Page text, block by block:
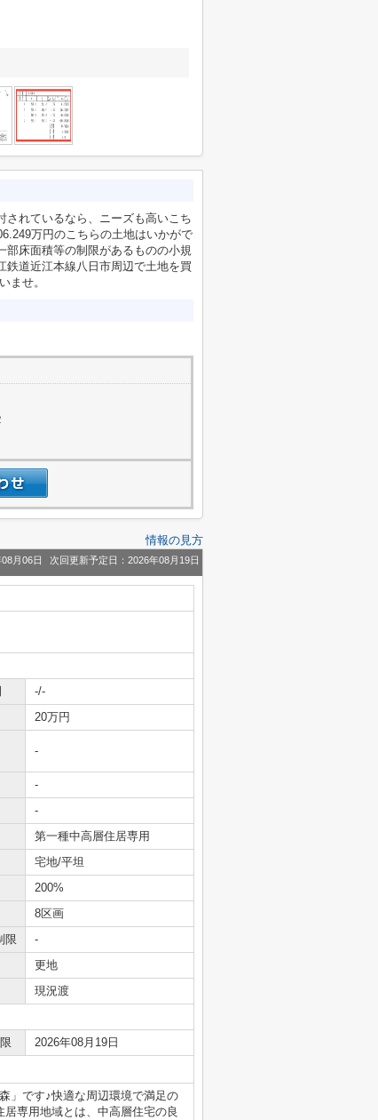
されているなら、ニーズも高いこち
万円のこちらの土地はいかがで
部床面積等の制限があるものの小規
鉄道近江本線八日市周辺で土地を買
ませ。
情報の見方
月06日 次回更新予定日：2026年08月19日
-/-
20万円
-
-
-
第一種中高層住居専用
宅地/平坦
200%
8区画
限
-
更地
現況渡
2026年08月19日
」です♪快適な周辺環境で満足の
専用地域とは、中高層住宅の良